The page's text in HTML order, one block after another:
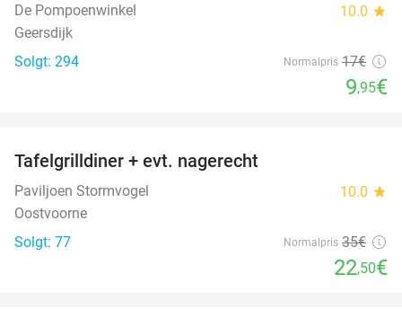
De Pompoenwinkel 10.0 star
Geersdijk
Solgt: 294
Normalpris 17€
9,95€
Tafelgrilldiner + evt. nagerecht
Paviljoen Stormvogel 10.0 star
Oostvoorne
Solgt: 77
Normalpris 35€
22,50€